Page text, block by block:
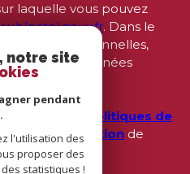
notre site
pendant
l'utilisation des
proposer des
statistiques !